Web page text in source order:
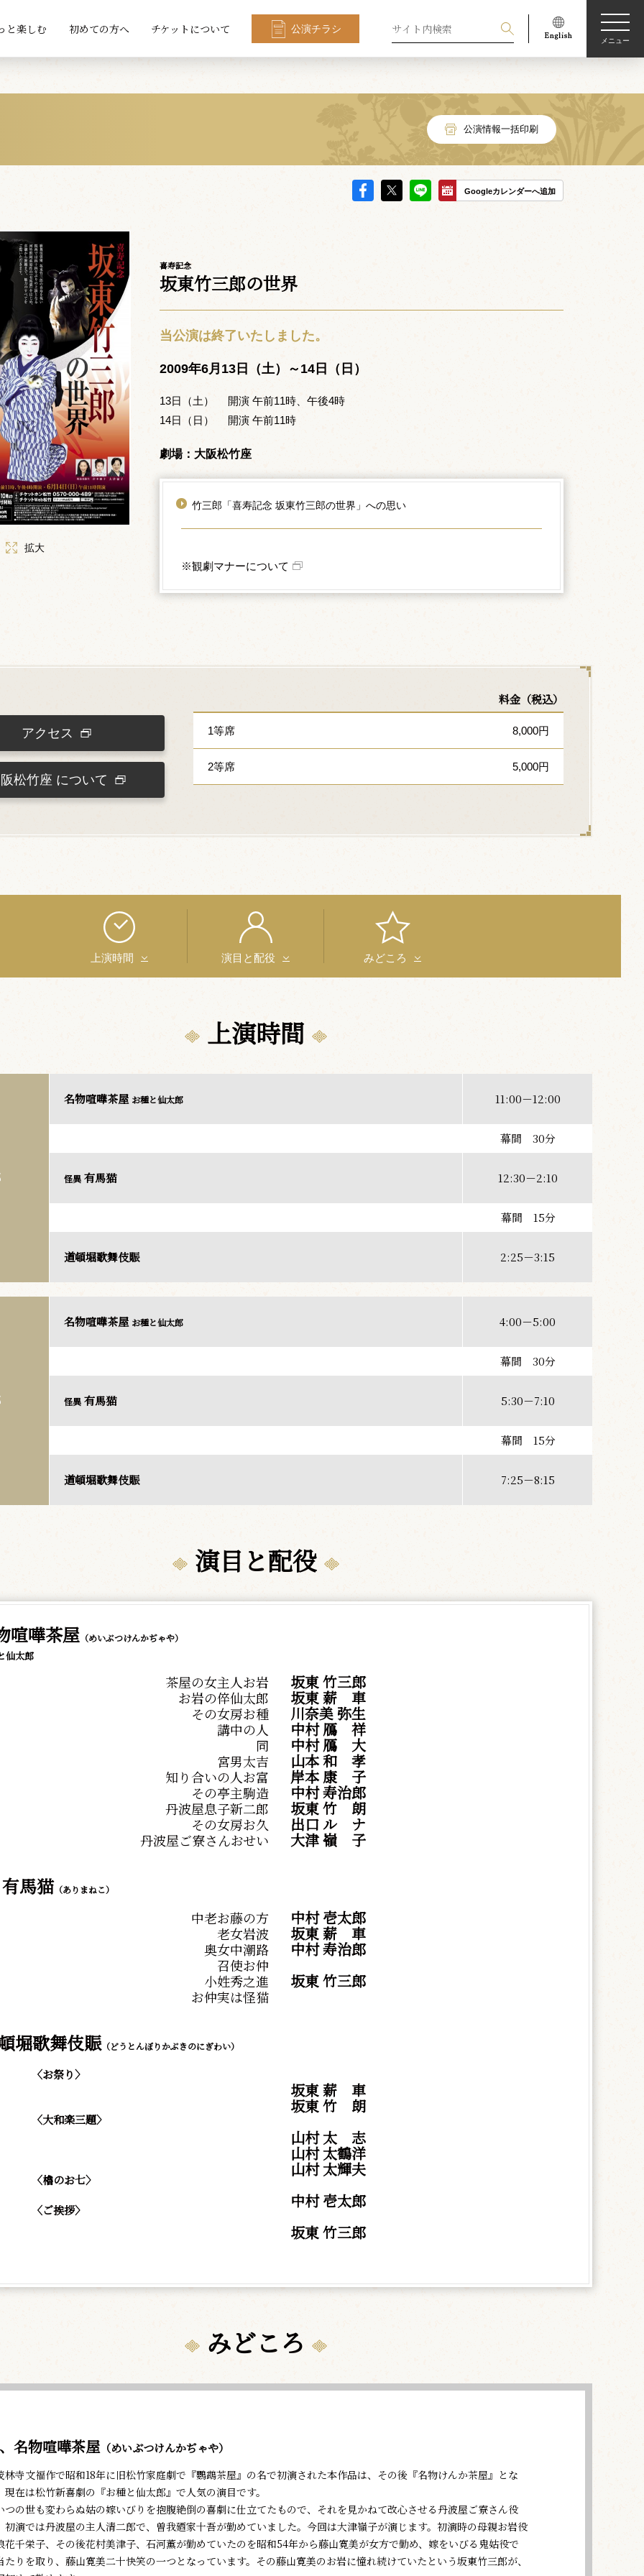
と楽しむ 初めての方へ チケットについて 公演チラシ
メニュー
公演情報一括印刷
Googleカレンダーへ追加
拡大
喜寿記念
坂東竹三郎の世界
当公演は終了いたしました。
2009年6月13日（土）～14日（日）
13日（土） 開演 午前11時、午後4時
14日（日） 開演 午前11時
劇場：大阪松竹座
竹三郎「喜寿記念 坂東竹三郎の世界」への思い
※観劇マナーについて
料金（税込）
1等席 8,000円
2等席 5,000円
アクセス
松竹座 について
上演時間 演目と配役 みどころ
上演時間
名物喧嘩茶屋 お種と仙太郎 11:00－12:00
幕間 30分
怪異有馬猫 12:30－2:10
幕間 15分
道頓堀歌舞伎賑 2:25－3:15
名物喧嘩茶屋 お種と仙太郎 4:00－5:00
幕間 30分
怪異有馬猫 5:30－7:10
幕間 15分
道頓堀歌舞伎賑 7:25－8:15
演目と配役
喧嘩茶屋 （めいぶつけんかぢゃや）
仙太郎
茶屋の女主人お岩
お岩の倅仙太郎
その女房お種
講中の人
同
宮男太吉
知り合いの人お富
その亭主駒造
丹波屋息子新二郎
その女房お久
丹波屋ご寮さんおせい
坂東 竹三郎
坂東薪 車
川奈美 弥生
中村鴈 祥
中村鴈 大
山本和 孝
岸本康 子
中村 寿治郎
坂東竹 朗
出口ル ナ
大津嶺 子
馬猫（ありまねこ）
中老お藤の方
老女岩波
奥女中潮路
召使お仲
小姓秀之進
お仲実は怪猫
中村 壱太郎
坂東薪 車
中村 寿治郎
坂東 竹三郎
堀歌舞伎賑（どうとんぼりかぶきのにぎわい）
〈お祭り〉
〈大和楽三題〉
〈櫓のお七〉
〈ご挨拶〉
坂東薪 車
坂東竹
朗
山村太 志
山村 太鶴洋
山村 太輝夫
中村 壱太郎
坂東 竹三郎
みどころ
名物喧嘩茶屋（めいぶつけんかぢゃや）
寺文福作で昭和18年に旧松竹家庭劇で『鸚鵡茶屋』の名で初演された本作品は、その後『名物けんか茶屋』とな
現在は松竹新喜劇の『お種と仙太郎』で人気の演目です。
の世も変わらぬ姑の嫁いびりを抱腹絶倒の喜劇に仕立てたもので、それを見かねて改心させる丹波屋ご寮さん役
初演では丹波屋の主人清二郎で、曽我廼家十吾が勤めていました。今回は大津嶺子が演じます。初演時の母親お岩役
花千栄子、その後花村美津子、石河薫が勤めていたのを昭和54年から藤山寛美が女方で勤め、嫁をいびる鬼姑役で
たりを取り、藤山寛美二十快笑の一つとなっています。その藤山寛美のお岩に憧れ続けていたという坂東竹三郎が、